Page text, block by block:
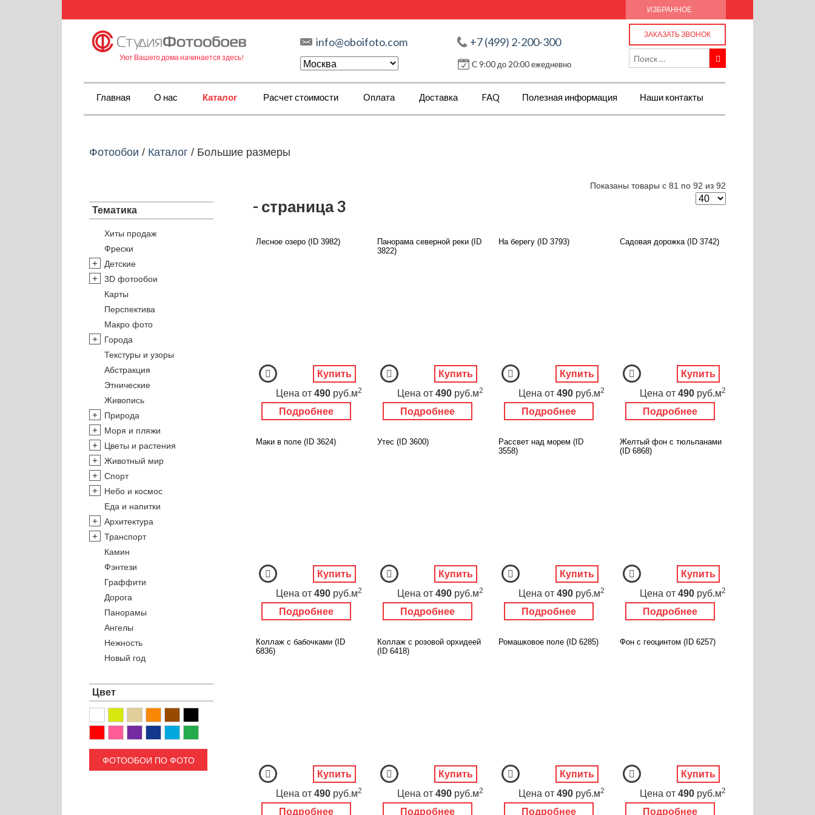
ИЗБРАННОЕ
Уют Вашего дома начинается здесь!
info@oboifoto.com +7 (499) 2-200-300
С 9:00 до 20:00 ежедневно
ЗАКАЗАТЬ ЗВОНОК
Главная О нас Каталог Расчет стоимости Оплата Доставка FAQ Полезная информация Наши контакты
Фотообои / Каталог / Большие размеры
Тематика
Хиты продаж
Фрески
Детские
3D фотообои
Карты
Перспектива
Макро фото
Города
Текстуры и узоры
Абстракция
Этнические
Живопись
Природа
Моря и пляжи
Цветы и растения
Животный мир
Спорт
Небо и космос
Еда и напитки
Архитектура
Транспорт
Камин
Фэнтези
Граффити
Дорога
Панорамы
Ангелы
Нежность
Новый год
Цвет
ФОТООБОИ ПО ФОТО
Показаны товары с 81 по 92 из 92
- страница 3
Лесное озеро (ID 3982)
Подробнее
Цена от 490 руб.м2
Купить
Панорама северной реки (ID
3822)
Подробнее
Цена от 490 руб.м2
Купить
На берегу (ID 3793)
Подробнее
Цена от 490 руб.м2
Купить
Садовая дорожка (ID 3742)
Подробнее
Цена от 490 руб.м2
Купить
Маки в поле (ID 3624)
Подробнее
Цена от 490 руб.м2
Купить
Утес (ID 3600)
Подробнее
Цена от 490 руб.м2
Купить
Рассвет над морем (ID
3558)
Подробнее
Цена от 490 руб.м2
Купить
Желтый фон с тюльпанами
(ID 6868)
Подробнее
Цена от 490 руб.м2
Купить
Коллаж с бабочками (ID
6836)
Подробнее
Цена от 490 руб.м2
Купить
Коллаж с розовой орхидеей
(ID 6418)
Подробнее
Цена от 490 руб.м2
Купить
Ромашковое поле (ID 6285)
Подробнее
Цена от 490 руб.м2
Купить
Фон с геоцинтом (ID 6257)
Подробнее
Цена от 490 руб.м2
Купить